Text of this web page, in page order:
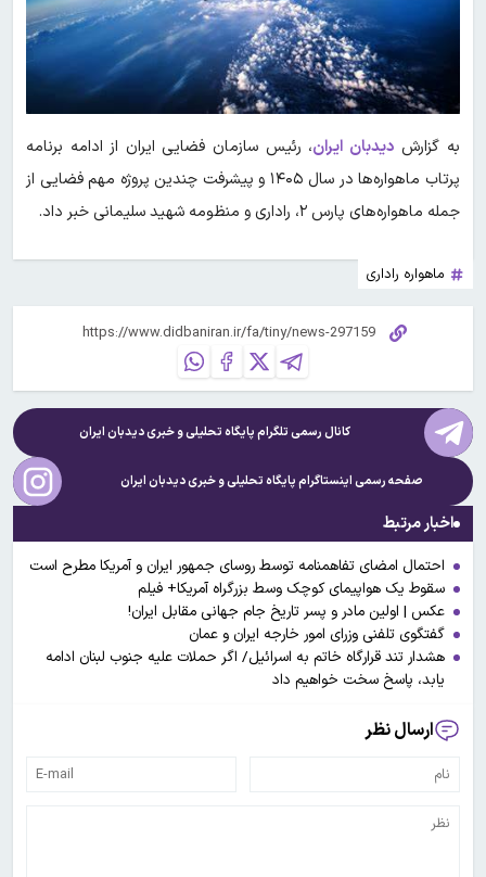
به گزارش دیدبان ایران، رئیس سازمان فضایی ایران از ادامه برنامه
پرتاب ماهواره‌ها در سال ۱۴۰۵ و پیشرفت چندین پروژه مهم فضایی از
جمله ماهواره‌های پارس ۲، راداری و منظومه شهید سلیمانی خبر داد.
ماهواره راداری
کانال رسمی تلگرام پایگاه تحلیلی و خبریدیدبان ایران
صفحه رسمی اینستاگرام پایگاه تحلیلی و خبریدیدبان ایران
اخبار مرتبط
احتمال امضای تفاهمنامه توسط روسای جمهور ایران و آمریکا مطرح است
سقوط یک هواپیمای کوچک وسط بزرگراه آمریکا+ فیلم
عکس | اولین مادر و پسر تاریخ جام جهانی مقابل ایران!
گفتگوی تلفنی وزرای امور خارجه ایران و عمان
هشدار تند قرارگاه خاتم به اسرائیل/ اگر حملات علیه جنوب لبنان ادامه
یابد، پاسخ سخت خواهیم داد
ارسال نظر